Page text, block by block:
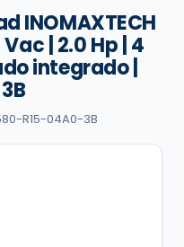
INOMAXTECH
Vac | 2.0 Hp | 4
integrado |
R15-04A0-3B